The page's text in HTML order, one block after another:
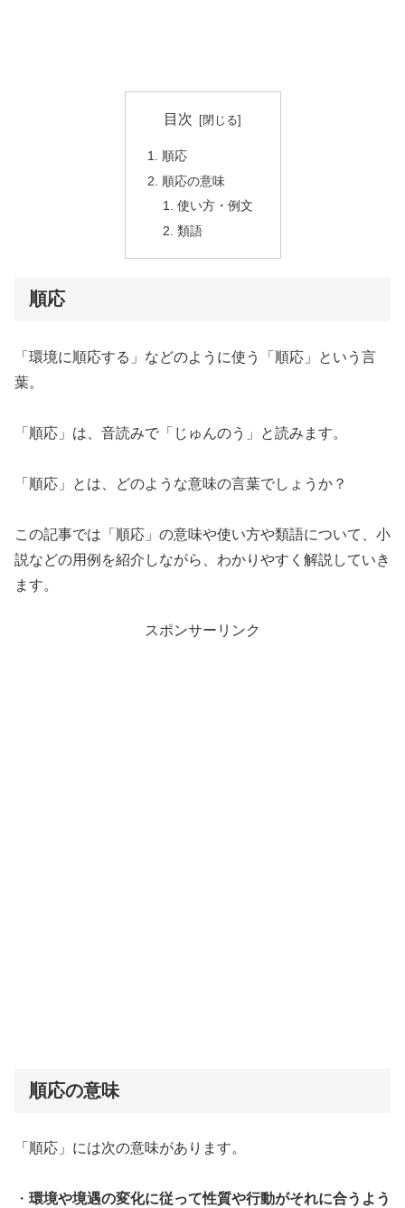
目次
順応
順応の意味
使い方・例文
類語
順応
「環境に順応する」などのように使う「順応」という言
葉。
「順応」は、音読みで「じゅんのう」と読みます。
「順応」とは、どのような意味の言葉でしょうか？
この記事では「順応」の意味や使い方や類語について、小
説などの用例を紹介しながら、わかりやすく解説していき
ます。
スポンサーリンク
順応の意味
「順応」には次の意味があります。
・ 環境や境遇の変化に従って性質や行動がそれに合うよう